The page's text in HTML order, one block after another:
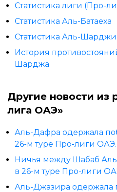
Статистика лиги (Про-
Статистика Аль-Батаеха
Статистика Аль-Шарджи
История
Шарджа
Другие новости из
лига ОАЭ»
Аль-Дафра одержала
26-м туре Про-лиги ОАЭ.
Ничья между Шабаб
в 26-м туре Про-лиги
Аль-Джазира одержала